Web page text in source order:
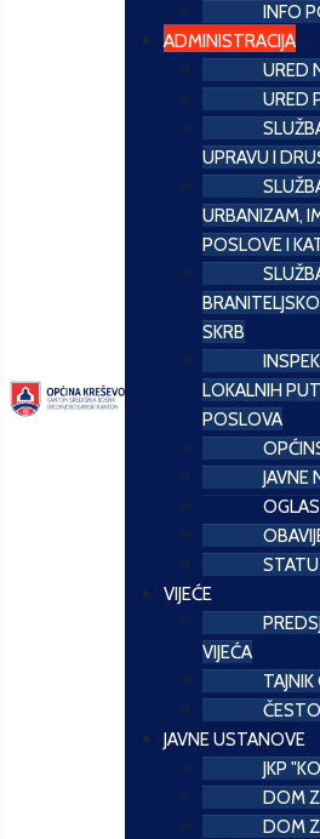
INFO
ADMINISTRACIJA
URED
URED
UPRAVU I
URBANIZAM,
POSLOVE I
SKRB
LOKALNIH
POSLOVA
JAVNE
VIJEĆE
VIJEĆA
JAVNE USTANOVE
JKP
DOM
DOM